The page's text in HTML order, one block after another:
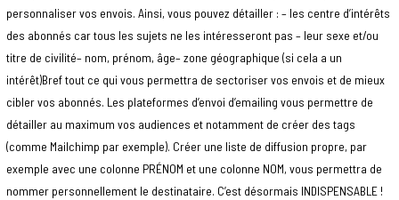
personnaliser vos envois. Ainsi, vous pouvez détailler : – les centre d’intérêts
des abonnés car tous les sujets ne les intéresseront pas – leur sexe et/ou
titre de civilité– nom, prénom, âge– zone géographique (si cela a un
intérêt)Bref tout ce qui vous permettra de sectoriser vos envois et de mieux
cibler vos abonnés. Les plateformes d’envoi d’emailing vous permettre de
détailler au maximum vos audiences et notamment de créer des tags
(comme Mailchimp par exemple). Créer une liste de diffusion propre, par
exemple avec une colonne PRÉNOM et une colonne NOM, vous permettra de
nommer personnellement le destinataire. C’est désormais INDISPENSABLE !